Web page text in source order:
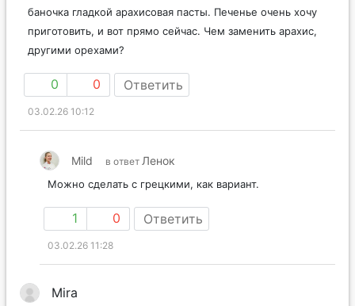
баночка гладкой арахисовая пасты. Печенье очень хочу
приготовить, и вот прямо сейчас. Чем заменить арахис,
другими орехами?
0 0 Ответить
03.02.26 10:12
Mild в ответ Ленок
Можно сделать с грецкими, как вариант.
1 0 Ответить
03.02.26 11:28
Mira